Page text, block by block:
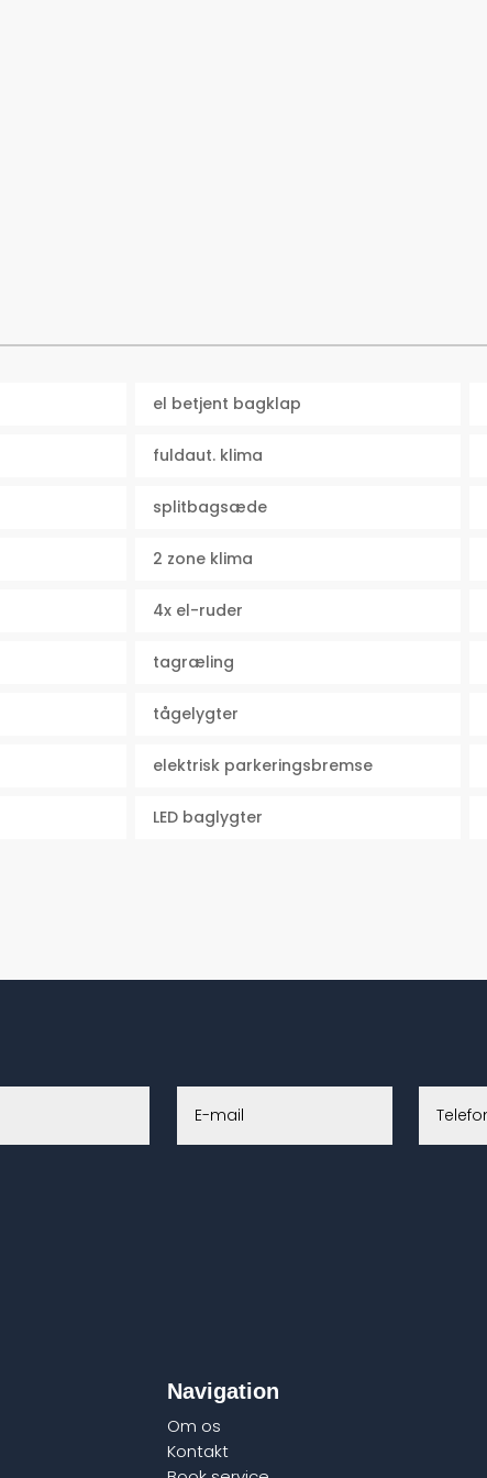
el betjent bagklap
fuldaut. klima
splitbagsæde
2 zone klima
4x el-ruder
tagræling
tågelygter
elektrisk parkeringsbremse
LED baglygter
Navigation
Om os
Kontakt